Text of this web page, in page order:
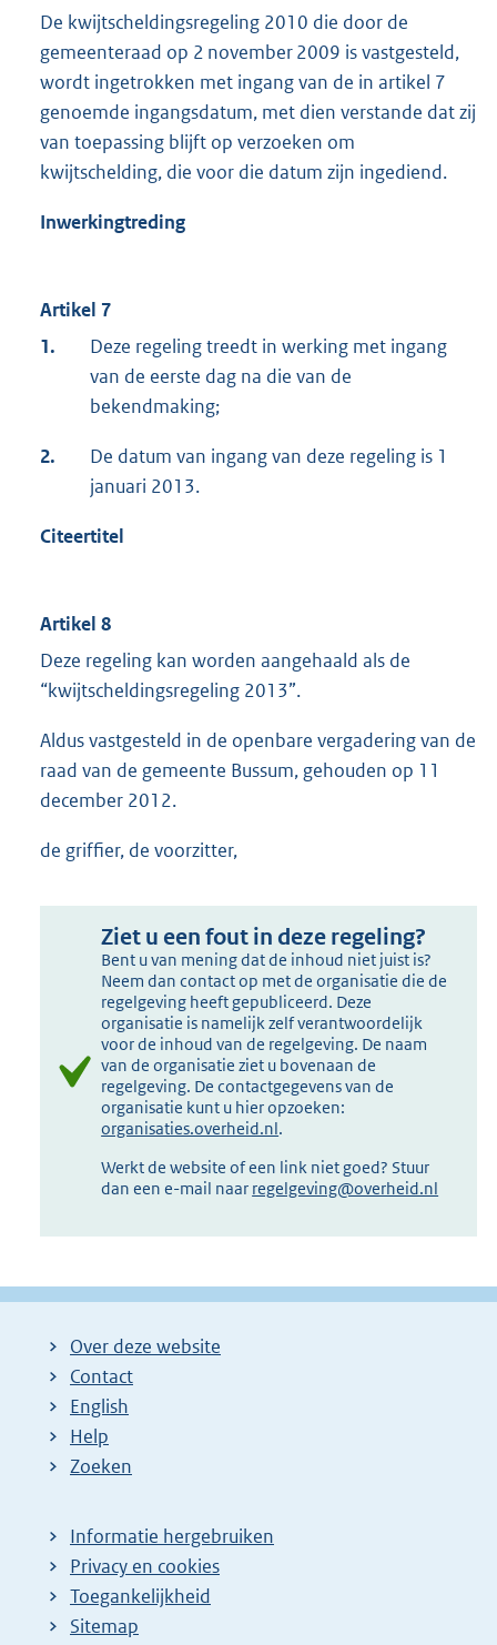
De kwijtscheldingsregeling 2010 die door de
gemeenteraad op 2 november 2009 is vastgesteld,
wordt ingetrokken met ingang van de in artikel 7
genoemde ingangsdatum, met dien verstande dat zij
van toepassing blijft op verzoeken om
kwijtschelding, die voor die datum zijn ingediend.
Inwerkingtreding
Artikel 7
1.
Deze regeling treedt in werking met ingang
van de eerste dag na die van de
bekendmaking;
2.
De datum van ingang van deze regeling is 1
januari 2013.
Citeertitel
Artikel 8
Deze regeling kan worden aangehaald als de
“kwijtscheldingsregeling 2013”.
Aldus vastgesteld in de openbare vergadering van de
raad van de gemeente Bussum, gehouden op 11
december 2012.
de griffier, de voorzitter,
Ziet u een fout in deze regeling?
Bent u van mening dat de inhoud niet juist is?
Neem dan contact op met de organisatie die de
regelgeving heeft gepubliceerd. Deze
organisatie is namelijk zelf verantwoordelijk
voor de inhoud van de regelgeving. De naam
van de organisatie ziet u bovenaan de
regelgeving. De contactgegevens van de
organisatie kunt u hier opzoeken:
organisaties.overheid.nl.
Werkt de website of een link niet goed? Stuur
dan een e-mail naar regelgeving@overheid.nl
Over deze website
Contact
English
Help
Zoeken
Informatie hergebruiken
Privacy en cookies
Toegankelijkheid
Sitemap